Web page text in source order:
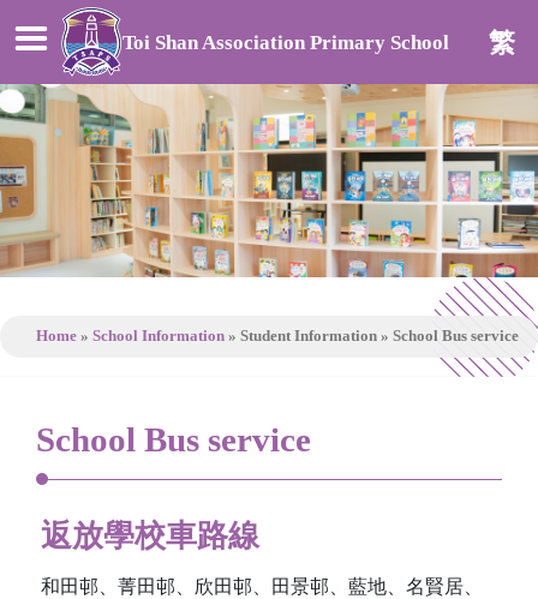
Toi Shan Association Primary School 繁
Home » School Information » Student Information » School Bus service
School Bus service
返放學校車路線
和田邨、菁田邨、欣田邨、田景邨、藍地、名賢居、